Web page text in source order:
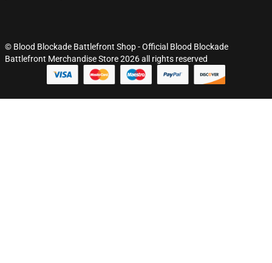
© Blood Blockade Battlefront Shop - Official Blood Blockade
Battlefront Merchandise Store 2026 all rights reserved